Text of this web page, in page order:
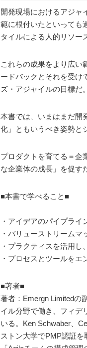
開発現場におけるアジャ
範に根付いたといっても
タイルによる人的リソー
これらの成果をより広い
ードバックとそれを受け
ズ・アジャイルの目標だ。
本書では、いまはまだ開
化」ともいうべき姿勢と
プロダクトを育てる＝企
な企業体の成長」を促す
■本書で学べること■
・アイデアのパイプラ
・バリューストリーム
・プラクティスを活用
・プロセスとツールを
■著者■
著者：Emergn Limitedの
イル分野で働き、フィデ
いる。Ken Schwaber、
ストン大学でPMP認証を